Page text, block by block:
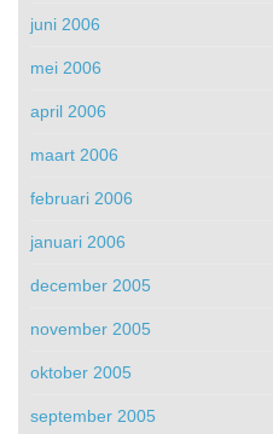
juni 2006
mei 2006
april 2006
maart 2006
februari 2006
januari 2006
december 2005
november 2005
oktober 2005
september 2005